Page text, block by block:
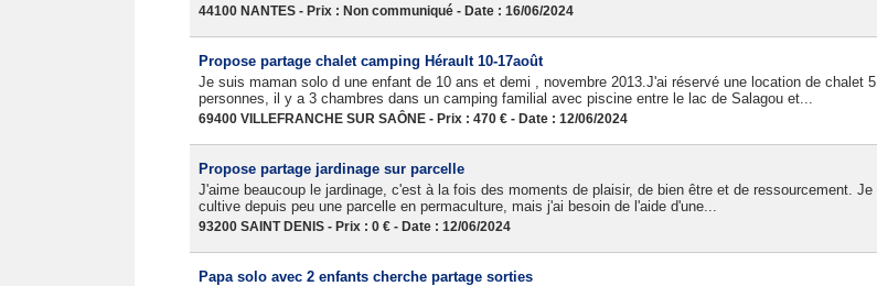
44100 NANTES - Prix : Non communiqué - Date : 16/06/2024
Propose partage chalet camping Hérault 10-17août
Je suis maman solo d une enfant de 10 ans et demi , novembre 2013.J'ai réservé une location de chalet 5
personnes, il y a 3 chambres dans un camping familial avec piscine entre le lac de Salagou et...
69400 VILLEFRANCHE SUR SAÔNE - Prix : 470 € - Date : 12/06/2024
Propose partage jardinage sur parcelle
J'aime beaucoup le jardinage, c'est à la fois des moments de plaisir, de bien être et de ressourcement. Je
cultive depuis peu une parcelle en permaculture, mais j'ai besoin de l'aide d'une...
93200 SAINT DENIS - Prix : 0 € - Date : 12/06/2024
Papa solo avec 2 enfants cherche partage sorties